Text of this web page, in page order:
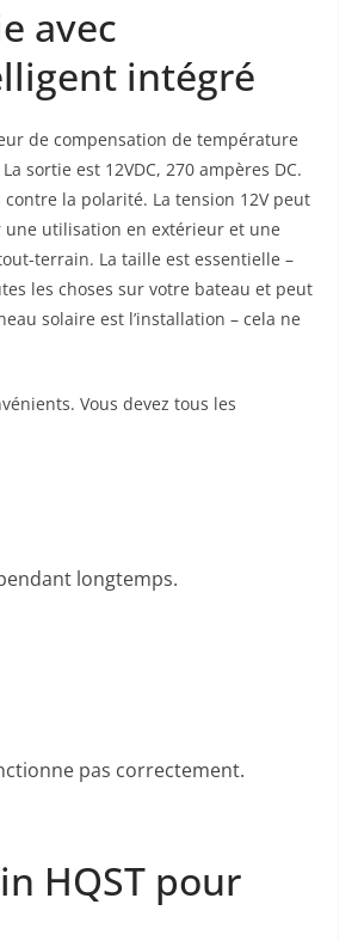
avec
intégré
de compensation de température
sortie est 12VDC, 270 ampères DC.
la polarité. La tension 12V peut
une utilisation en extérieur et une
terrain. La taille est essentielle –
les choses sur votre bateau et peut
solaire est l’installation – cela ne
Vous devez tous les
longtemps.
pas correctement.
HQST ​​pour